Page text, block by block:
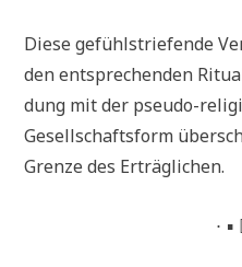
Die­se gefühlstrie­fen­de
den ent­spre­chen­den
dung mit der pseu­do-
Gesell­schafts­form
Gren­ze des Erträglichen.
∙ ▪